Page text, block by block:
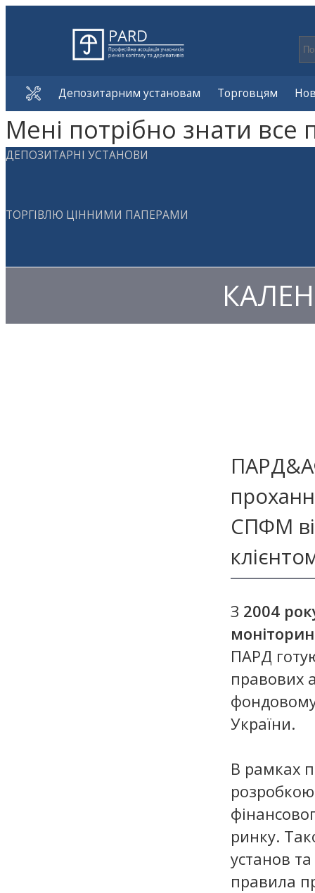
Депозитарним установам Торговцям
Мені потрібно знати все
ДЕПОЗИТАРНІ УСТАНОВИ
ТОРГІВЛЮ ЦІННИМИ ПАПЕРАМИ
СПФМ
З 2004
ПАРД
правових
України.
В рамках
ринку.
установ
правила